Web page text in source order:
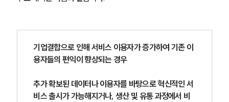
기업결합으로 인해 서비스 이용자가 증가하여 기존 이
용자들의 편익이 향상되는 경우
추가 확보된 데이터나 이용자를 바탕으로 혁신적인 서
비스 출시가 가능해지거나, 생산 및 유통 과정에서 비